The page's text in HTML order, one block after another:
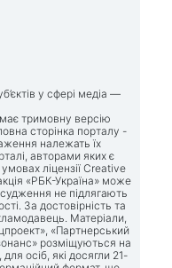
у сфері медіа —
тримовну версію
сторінка порталу -
належать їх
авторами яких є
ліцензії Creative
«РБК-Україна» може
судження не підлягають
За достовірність та
Матеріали,
«Партнерський
розміщуються на
осіб, які досягли 21-